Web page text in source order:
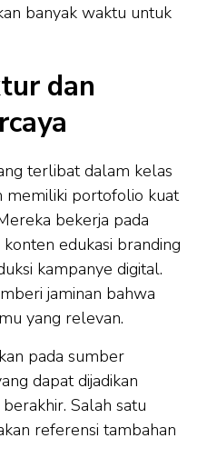
banyak waktu untuk
dan
terlibat dalam kelas
memiliki portofolio kuat
bekerja pada
edukasi branding
kampanye digital.
jaminan bahwa
yang relevan.
pada sumber
dapat dijadikan
Salah satu
referensi tambahan